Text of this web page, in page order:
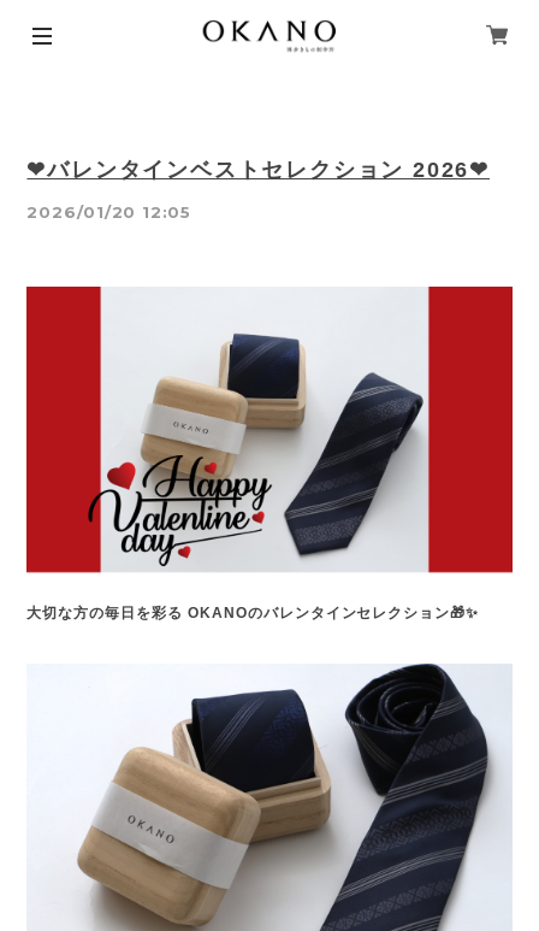
❤バレンタインベストセレクション 2026❤
2026/01/20 12:05
大切な方の毎日を彩る OKANOのバレンタインセレクション🎁✨